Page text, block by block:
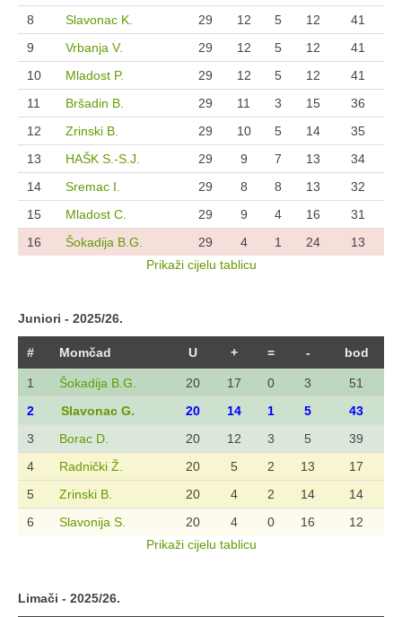
8
Slavonac K. 29 12 5 12
41
9
Vrbanja V. 29 12 5 12
41
10
Mladost P. 29 12 5 12
41
11
Bršadin B. 29 11 3 15
36
12
Zrinski B. 29 10 5 14
35
13
HAŠK S.-S.J. 29 9 7 13
34
14
Sremac I. 29 8 8 13
32
15
Mladost C. 29 9 4 16
31
16
Šokadija B.G. 29 4 1 24
13
Prikaži cijelu tablicu
Juniori - 2025/26.
# Momčad U + = - bod
1 Šokadija B.G. 20 17 0 3
51
2
Slavonac G. 20 14 1 5
43
3
Borac D. 20 12 3 5
39
4
Radnički Ž. 20 5 2 13
17
5
Zrinski B. 20 4 2 14
14
6
Slavonija S. 20 4 0 16
12
Prikaži cijelu tablicu
Limači - 2025/26.